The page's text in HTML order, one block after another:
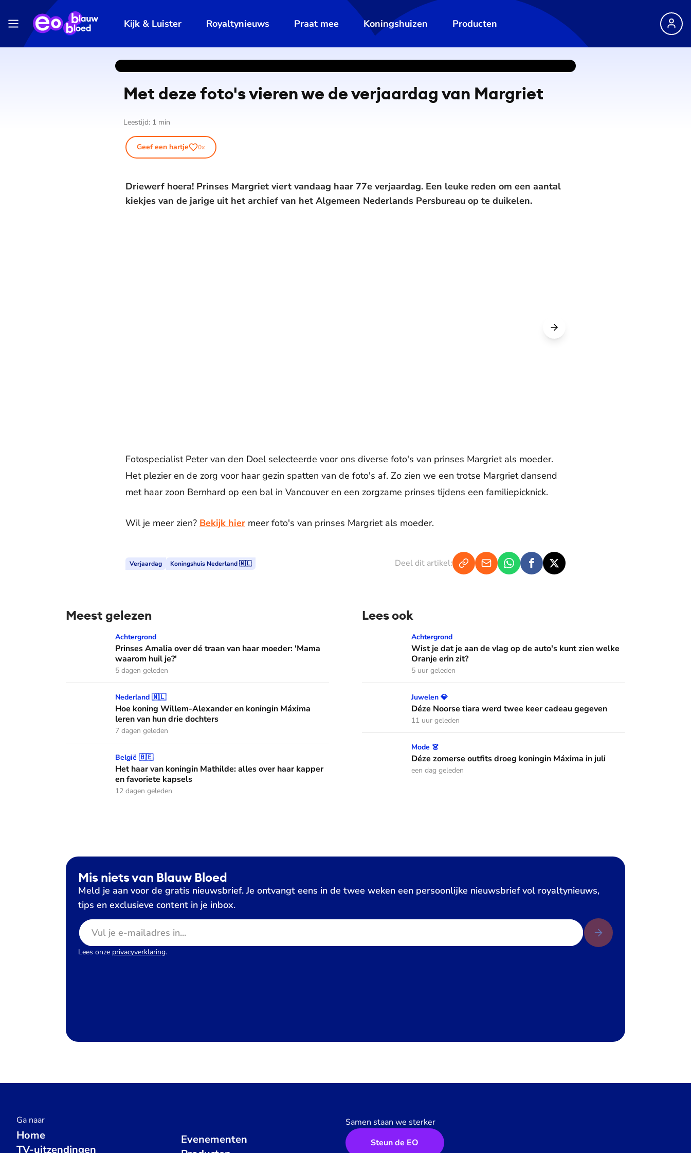
Kijk & Luister Royaltynieuws Praat mee Koningshuizen Producten
Met deze foto's vieren we de verjaardag van Margriet
Leestijd: 1 min
Geef een hartje 0x
Driewerf hoera! Prinses Margriet viert vandaag haar 77e verjaardag. Een leuke reden om een aantal
kiekjes van de jarige uit het archief van het Algemeen Nederlands Persbureau op te duikelen.
Fotospecialist Peter van den Doel selecteerde voor ons diverse foto's van prinses Margriet als moeder.
Het plezier en de zorg voor haar gezin spatten van de foto's af. Zo zien we een trotse Margriet dansend
met haar zoon Bernhard op een bal in Vancouver en een zorgzame prinses tijdens een familiepicknick.
Wil je meer zien? Bekijk hier meer foto's van prinses Margriet als moeder.
Verjaardag Koningshuis Nederland 🇳🇱 Deel dit artikel:
Meest gelezen
Prinses Amalia over dé traan van haar moeder: 'Mama waarom huil je?'
Achtergrond
Prinses Amalia over dé traan van haar moeder: 'Mama
waarom huil je?'
5 dagen geleden
Hoe koning Willem-Alexander en koningin Máxima leren van hun drie dochters
Nederland 🇳🇱
Hoe koning Willem-Alexander en koningin Máxima
leren van hun drie dochters
7 dagen geleden
Het haar van koningin Mathilde: alles over haar kapper en favoriete kapsels
België 🇧🇪
Het haar van koningin Mathilde: alles over haar kapper
en favoriete kapsels
12 dagen geleden
Lees ook
Wist je dat je aan de vlag op de auto's kunt zien welke Oranje erin zit?
Achtergrond
Wist je dat je aan de vlag op de auto's kunt zien welke
Oranje erin zit?
5 uur geleden
Déze Noorse tiara werd twee keer cadeau gegeven
Juwelen 💎
Déze Noorse tiara werd twee keer cadeau gegeven
11 uur geleden
Déze zomerse outfits droeg koningin Máxima in juli
Mode 👗
Déze zomerse outfits droeg koningin Máxima in juli
een dag geleden
Mis niets van Blauw Bloed
Meld je aan voor de gratis nieuwsbrief. Je ontvangt eens in de twee weken een persoonlijke nieuwsbrief vol royaltynieuws,
tips en exclusieve content in je inbox.
E-mailadres
Lees onze privacyverklaring.
Ga naar
Home
TV-uitzendingen
Evenementen
Samen staan we sterker
Steun de EO